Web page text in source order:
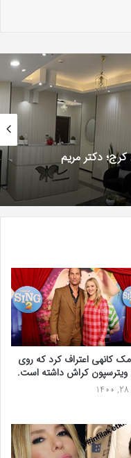
و لاغری؛ واقعیت
کانهی اعتراف کرد که روی
کراش داشته است.